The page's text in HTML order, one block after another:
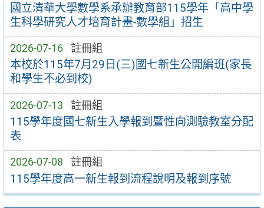
國立清華大學數學系承辦教育部115學年「高中學
生科學研究人才培育計畫-數學組」招生
2026-07-16 註冊組
本校於115年7月29日(三)國七新生公開編班(家長
和學生不必到校)
2026-07-13 註冊組
115學年度國七新生入學報到暨性向測驗教室分配
表
2026-07-08 註冊組
115學年度高一新生報到流程說明及報到序號